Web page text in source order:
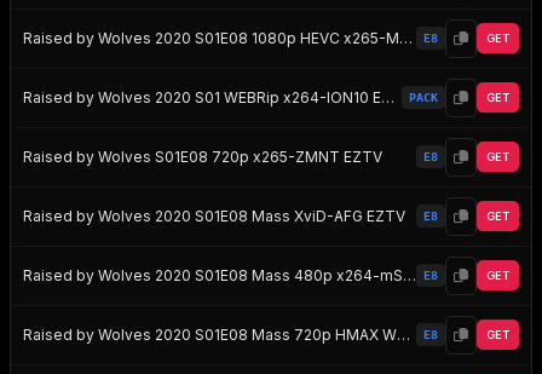
Raised by Wolves 2020 S01E08 1080p HEVC x265-MeGusta EZTV E8 GET
Raised by Wolves 2020 S01 WEBRip x264-ION10 EZTV PACK GET
Raised by Wolves S01E08 720p x265-ZMNT EZTV E8 GET
Raised by Wolves 2020 S01E08 Mass XviD-AFG EZTV E8 GET
Raised by Wolves 2020 S01E08 Mass 480p x264-mSD EZTV E8 GET
Raised by Wolves 2020 S01E08 Mass 720p HMAX WEB-DL DD5 1 H 264-NTG EZTV E8 GET